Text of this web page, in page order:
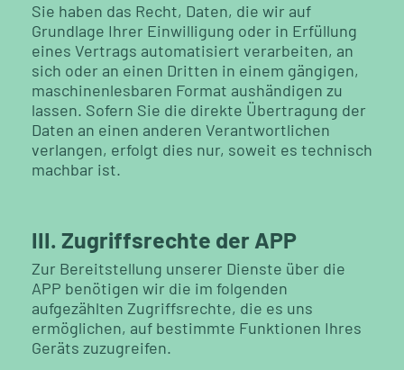
Sie haben das Recht, Daten, die wir auf
Grundlage Ihrer Einwilligung oder in Erfüllung
eines Vertrags automatisiert verarbeiten, an
sich oder an einen Dritten in einem gängigen,
maschinenlesbaren Format aushändigen zu
lassen. Sofern Sie die direkte Übertragung der
Daten an einen anderen Verantwortlichen
verlangen, erfolgt dies nur, soweit es technisch
machbar ist.
III. Zugriffsrechte der APP
Zur Bereitstellung unserer Dienste über die
APP benötigen wir die im folgenden
aufgezählten Zugriffsrechte, die es uns
ermöglichen, auf bestimmte Funktionen Ihres
Geräts zuzugreifen.